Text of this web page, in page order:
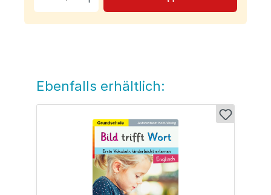
Produktgalerie überspringen
Ebenfalls erhältlich: